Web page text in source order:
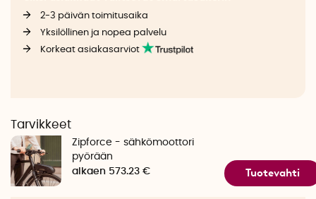
2-3 päivän toimitusaika
Yksilöllinen ja nopea palvelu
Korkeat asiakasarviot
Tarvikkeet
Zipforce - sähkömoottori
pyörään
alkaen 573.23 €
Tuotevahti